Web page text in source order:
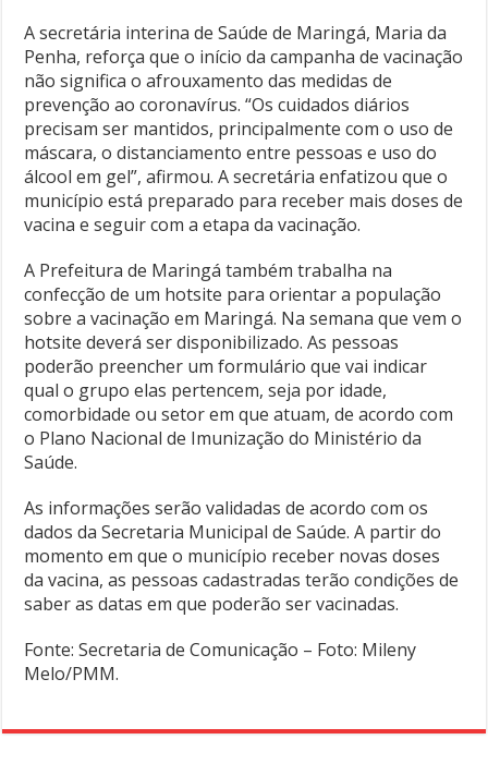
A secretária interina de Saúde de Maringá, Maria da
Penha, reforça que o início da campanha de vacinação
não significa o afrouxamento das medidas de
prevenção ao coronavírus. “Os cuidados diários
precisam ser mantidos, principalmente com o uso de
máscara, o distanciamento entre pessoas e uso do
álcool em gel”, afirmou. A secretária enfatizou que o
município está preparado para receber mais doses de
vacina e seguir com a etapa da vacinação.
A Prefeitura de Maringá também trabalha na
confecção de um hotsite para orientar a população
sobre a vacinação em Maringá. Na semana que vem o
hotsite deverá ser disponibilizado. As pessoas
poderão preencher um formulário que vai indicar
qual o grupo elas pertencem, seja por idade,
comorbidade ou setor em que atuam, de acordo com
o Plano Nacional de Imunização do Ministério da
Saúde.
As informações serão validadas de acordo com os
dados da Secretaria Municipal de Saúde. A partir do
momento em que o município receber novas doses
da vacina, as pessoas cadastradas terão condições de
saber as datas em que poderão ser vacinadas.
Fonte: Secretaria de Comunicação – Foto: Mileny
Melo/PMM.